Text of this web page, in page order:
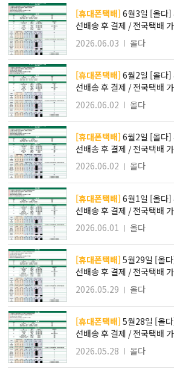
[휴대폰택배] 6월3일 [올다] 휴대폰성지 1차 시세표 /
선배송 후 결제 / 전국택배
2026.06.03
올다
[휴대폰택배] 6월2일 [올다] 휴대폰성지 2차 시세표 /
선배송 후 결제 / 전국택배
2026.06.02
올다
[휴대폰택배] 6월2일 [올다] 휴대폰성지 1차 시세표 /
선배송 후 결제 / 전국택배
2026.06.02
올다
[휴대폰택배] 6월1일 [올다] 휴대폰성지 1차 시세표 /
선배송 후 결제 / 전국택배
2026.06.01
올다
[휴대폰택배] 5월29일 [올다] 휴대폰성지 1차 시세표 /
선배송 후 결제 / 전국택배
2026.05.29
올다
[휴대폰택배] 5월28일 [올다] 휴대폰성지 2차 시세표 /
선배송 후 결제 / 전국택배
2026.05.28
올다